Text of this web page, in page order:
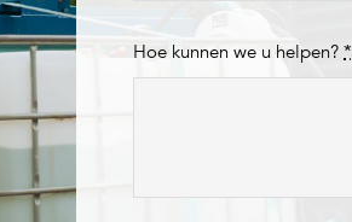
Hoe kunnen we u helpen?*